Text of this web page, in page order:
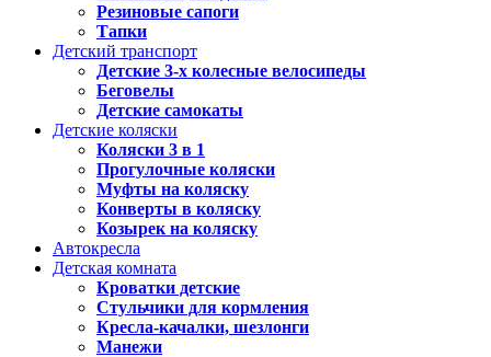
Резиновые сапоги
Тапки
Детский транспорт
Детские 3-х колесные велосипеды
Беговелы
Детские самокаты
Детские коляски
Коляски 3 в 1
Прогулочные коляски
Муфты на коляску
Конверты в коляску
Козырек на коляску
Автокресла
Детская комната
Кроватки детские
Стульчики для кормления
Кресла-качалки, шезлонги
Манежи